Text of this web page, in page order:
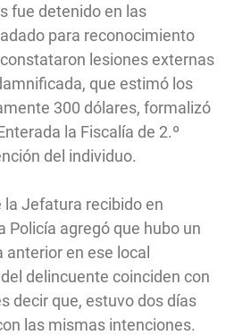
fue detenido en las
para reconocimiento
lesiones externas
que estimó los
300 dólares, formalizó
la Fiscalía de 2.º
del individuo.
la Jefatura recibido en
Policía agregó que hubo un
anterior en ese local
delincuente coinciden con
decir que, estuvo dos días
las mismas intenciones.